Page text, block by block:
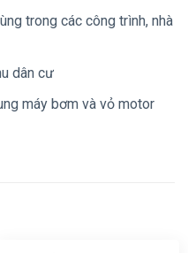
trong các công trình, nhà
dân cư
máy bơm và vỏ motor